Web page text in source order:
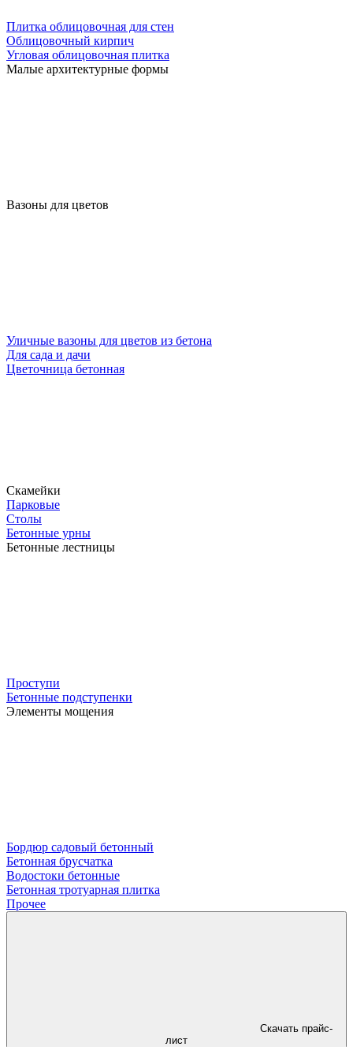
Плитка облицовочная для стен
Облицовочный кирпич
Угловая облицовочная плитка
Малые архитектурные формы
Вазоны для цветов
Уличные вазоны для цветов из бетона
Для сада и дачи
Цветочница бетонная
Скамейки
Парковые
Столы
Бетонные урны
Бетонные лестницы
Проступи
Бетонные подступенки
Элементы мощения
Бордюр садовый бетонный
Бетонная брусчатка
Водостоки бетонные
Бетонная тротуарная плитка
Прочее
Скачать прайс-
лист